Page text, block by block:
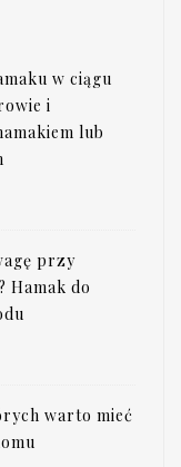
w ciągu
i
lub
przy
Hamak do
warto mieć